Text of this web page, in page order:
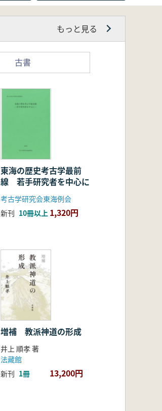
もっと見る
古書
東海の歴史考古学最前
線 若手研究者を中心に
考古学研究会東海例会
新刊 10冊以上 1,320円
増補 教派神道の形成
井上 順孝 著
法藏館
新刊 1冊 13,200円